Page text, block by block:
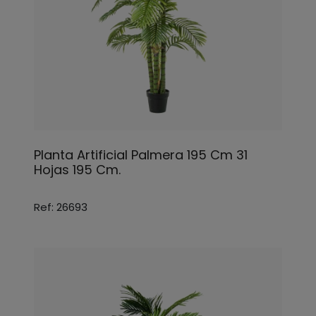
Planta Artificial Palmera 195 Cm 31
Hojas 195 Cm.
Ref: 26693